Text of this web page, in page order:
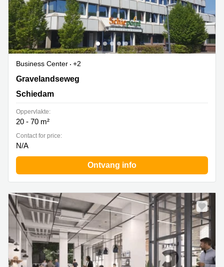
Business Center
+2
Gravelandseweg 258 , Schiedam
Gravelandseweg
Schiedam
Oppervlakte:
20 - 70 m²
Contact for price:
N/A
Ontvang info